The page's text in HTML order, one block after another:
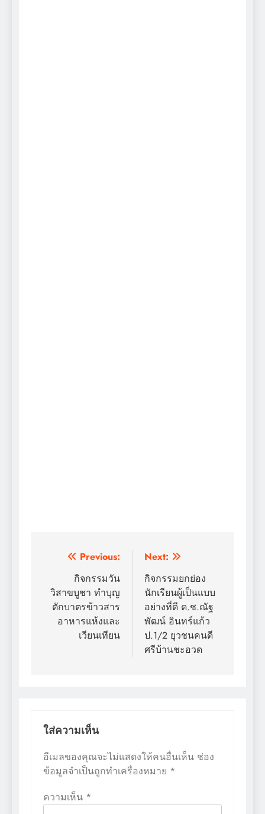
แนะแนวPrevious:
กิจกรรมวัน
วิสาขบูชา ทำบุญ
ตักบาตรข้าวสาร
อาหารแห้งและ
เวียนเทียน
Next:
กิจกรรมยกย่อง
นักเรียนผู้เป็นแบบ
อย่างที่ดี ด.ช.ณัฐ
พัฒน์ อินทร์แก้ว
ป.1/2 ยุวชนคนดี
ศรีบ้านชะอวด
ใส่ความเห็น
อีเมลของคุณจะไม่แสดงให้คนอื่นเห็น ช่อง
ข้อมูลจำเป็นถูกทำเครื่องหมาย *
ความเห็น *